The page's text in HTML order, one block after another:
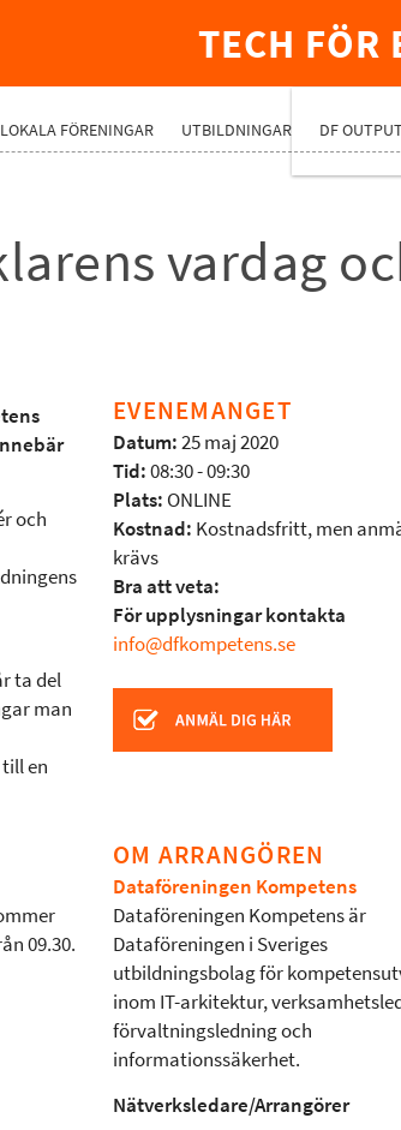
TECH FÖR
LOKALA FÖRENINGAR UTBILDNINGAR DF OUTPUT
vardag
och
ta del
man
en
09.30.
EVENEMANGET
Datum:25 maj 2020
Tid:08:30 - 09:30
Plats: ONLINE
Kostnad: Kostnadsfritt, men
krävs
Bra att veta:
För upplysningar kontakta
info@dfkompetens.se
OM ARRANGÖREN
Dataföreningen Kompetens
Dataföreningen Kompetens är
Dataföreningen i Sveriges
utbildningsbolag för
inom IT-arkitektur,
förvaltningsledning och
informationssäkerhet.
Nätverksledare/Arrangörer